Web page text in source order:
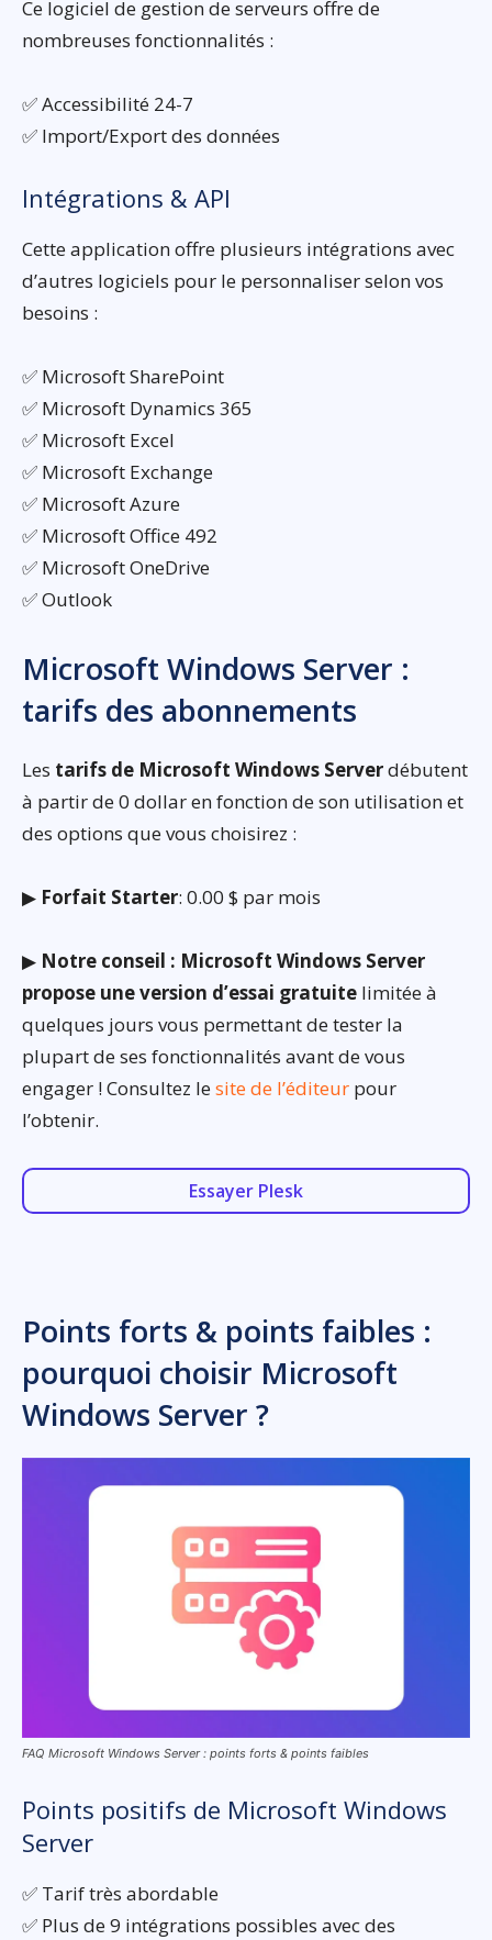
Ce logiciel de gestion de serveurs offre de
nombreuses fonctionnalités :
✅ Accessibilité 24-7
✅ Import/Export des données
Intégrations & API
Cette application offre plusieurs intégrations avec
d’autres logiciels pour le personnaliser selon vos
besoins :
✅ Microsoft SharePoint
✅ Microsoft Dynamics 365
✅ Microsoft Excel
✅ Microsoft Exchange
✅ Microsoft Azure
✅ Microsoft Office 492
✅ Microsoft OneDrive
✅ Outlook
Microsoft Windows Server :
tarifs des abonnements
Les tarifs de Microsoft Windows Serverdébutent
à partir de 0 dollar en fonction de son utilisation et
des options que vous choisirez :
▶ Forfait Starter: 0.00 $ par mois
▶ Notre conseil : Microsoft Windows Server
propose une version d’essai gratuite limitée à
quelques jours vous permettant de tester la
plupart de ses fonctionnalités avant de vous
engager ! Consultez lesite de l’éditeur pour
l’obtenir.
Essayer Plesk
Points forts & points faibles :
pourquoi choisir Microsoft
Windows Server ?
FAQ Microsoft Windows Server : points forts & points faibles
Points positifs de Microsoft Windows
Server
✅ Tarif très abordable
✅ Plus de 9 intégrations possibles avec des